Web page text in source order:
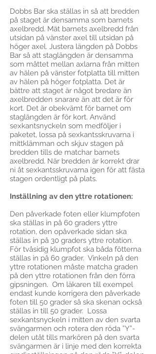
Dobbs Bar ska ställas in så att bredden
på staget är densamma som barnets
axelbredd. Mät barnets axelbredd från
utsidan på vänster axel till utsidan på
höger axel. Justera längden på Dobbs
Bar så att staglängden är densamma
som måttet mellan axlarna från mitten
av hälen på vänster fotplatta till mitten
av hälen på höger fotplatta. Det är
bättre att staget är något bredare än
axelbredden snarare än att det är för
kort. Det är obekvämt för barnet om
staglängden är för kort. Använd
sexkantsnyckeln som medföljer i
paketet, lossa på sexkantsskruvarna i
mittklämman och skjuv stagen på
bredden tills de matchar barnets
axelbredd. När bredden är korrekt drar
ni åt sexkantsskruvarna igen för att fästa
stagen ordentligt på plats.
Inställning av den yttre rotationen:
Den påverkade foten eller klumpfoten
ska ställas in på 60 graders yttre
rotation, den opåverkade sidan ska
ställas in på 30 graders yttre rotation.
För tvåsidig klumpfot ska båda fötterna
ställas in på 60 grader. Vinkeln på den
yttre rotationen måste matcha graden
på den yttre rotationen från den förra
gipsningen. Om läkaren till exempel
endast kunde korrigera den påverkade
foten till 50 grader så ska skenan också
ställas in till 50 grader. Lossa
sexkantsnyckeln i mitten av den svarta
svängarmen och rotera den röda ”Y”-
delen utåt tills markören på den svarta
svängarmen är i linje med den korrekta